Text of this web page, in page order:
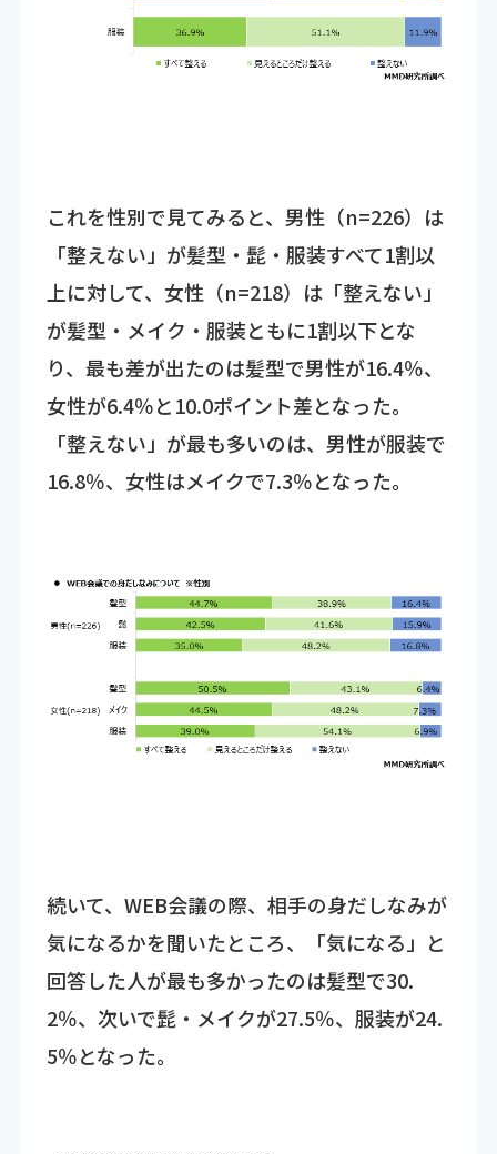
これを性別で見てみると、男性（n=226）は
「整えない」が髪型・髭・服装すべて1割以
上に対して、女性（n=218）は「整えない」
が髪型・メイク・服装ともに1割以下とな
り、最も差が出たのは髪型で男性が16.4％、
女性が6.4％と10.0ポイント差となった。
「整えない」が最も多いのは、男性が服装で
16.8％、女性はメイクで7.3％となった。
続いて、WEB会議の際、相手の身だしなみが
気になるかを聞いたところ、「気になる」と
回答した人が最も多かったのは髪型で30.
2％、次いで髭・メイクが27.5％、服装が24.
5％となった。